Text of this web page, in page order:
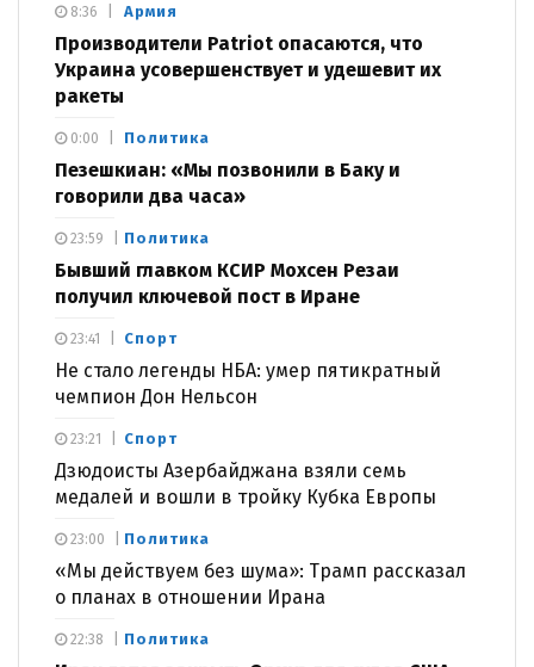
Армия
Производители Patriot опасаются, что
Украина усовершенствует и удешевит их
ракеты
8:36
Политика
Пезешкиан: «Мы позвонили в Баку и
говорили два часа»
0:00
Политика
Бывший главком КСИР Мохсен Резаи
получил ключевой пост в Иране
23:59
Спорт
Не стало легенды НБА: умер пятикратный
чемпион Дон Нельсон
23:41
Спорт
Дзюдоисты Азербайджана взяли семь
медалей и вошли в тройку Кубка Европы
23:21
Политика
«Мы действуем без шума»: Трамп рассказал
о планах в отношении Ирана
23:00
Политика
22:38